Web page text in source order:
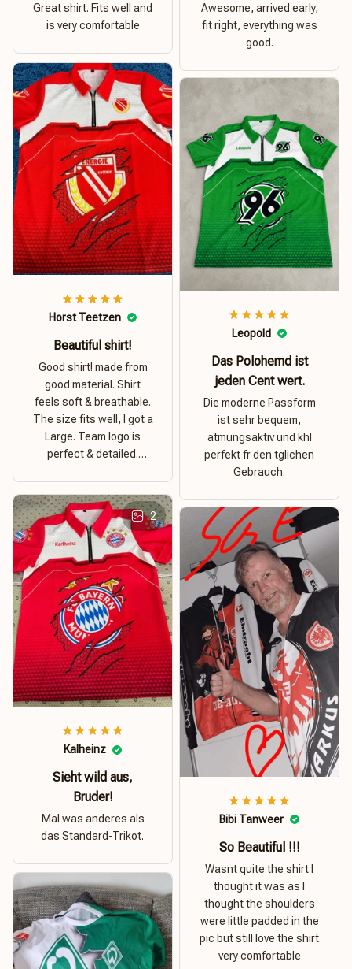
Great shirt. Fits well and
is very comfortable
Awesome, arrived early,
fit right, everything was
good.
Horst Teetzen
Beautiful shirt!
Good shirt! made from
good material. Shirt
feels soft & breathable.
The size fits well, I got a
Large. Team logo is
perfect & detailed.
Leopold
Das Polohemd ist
jeden Cent wert.
Die moderne Passform
ist sehr bequem,
atmungsaktiv und khl
perfekt fr den tglichen
Gebrauch.
2
Kalheinz
Sieht wild aus,
Bruder!
Mal was anderes als
das Standard-Trikot.
Bibi Tanweer
So Beautiful !!!
Wasnt quite the shirt I
thought it was as I
thought the shoulders
were little padded in the
pic but still love the shirt
very comfortable